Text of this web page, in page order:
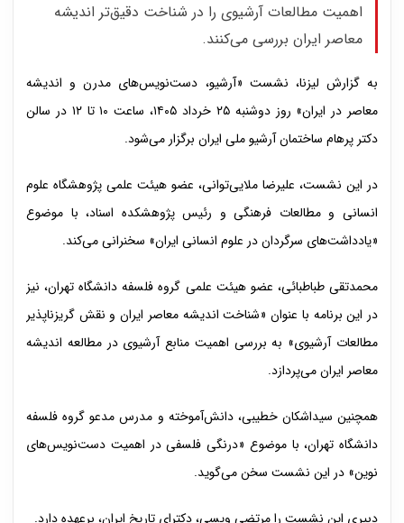
اهمیت مطالعات آرشیوی را در شناخت دقیق‌تر اندیشه
معاصر ایران بررسی می‌کنند.
به گزارش لیزنا، نشست «آرشیو، دست‌نویس‌های مدرن و اندیشه
معاصر در ایران» روز دوشنبه ۲۵ خرداد ۱۴۰۵، ساعت ۱۰ تا ۱۲ در سالن
دکتر پرهام ساختمان آرشیو ملی ایران برگزار می‌شود.
در این نشست، علیرضا ملایی‌توانی، عضو هیئت علمی پژوهشگاه علوم
انسانی و مطالعات فرهنگی و رئیس پژوهشکده اسناد، با موضوع
«یادداشت‌های سرگردان در علوم انسانی ایران» سخنرانی می‌کند.
محمدتقی طباطبائی، عضو هیئت علمی گروه فلسفه دانشگاه تهران، نیز
در این برنامه با عنوان «شناخت اندیشه معاصر ایران و نقش گریزناپذیر
مطالعات آرشیوی» به بررسی اهمیت منابع آرشیوی در مطالعه اندیشه
معاصر ایران می‌پردازد.
همچنین سیداشکان خطیبی، دانش‌آموخته و مدرس مدعو گروه فلسفه
دانشگاه تهران، با موضوع «درنگی فلسفی در اهمیت دست‌نویس‌های
نوین» در این نشست سخن می‌گوید.
دبیری این نشست را مرتضی ویسی، دکترای تاریخ ایران، برعهده دارد.